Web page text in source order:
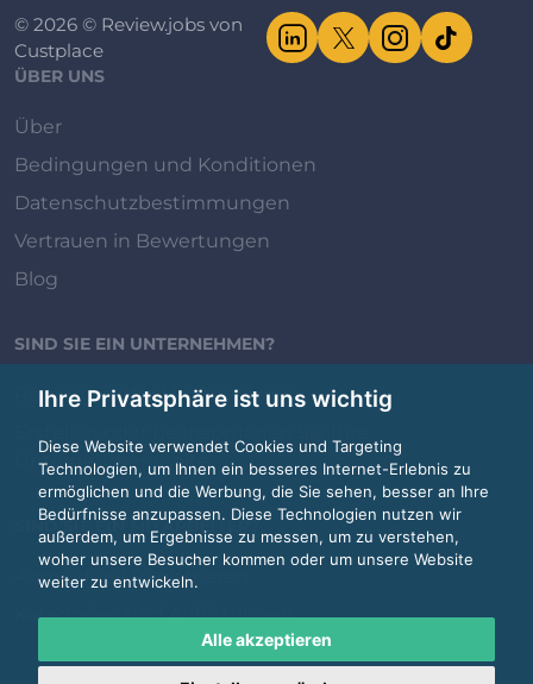
Ihre Privatsphäre ist uns wichtig
Diese Website verwendet Cookies und Targeting
Technologien, um Ihnen ein besseres Internet-Erlebnis zu
ermöglichen und die Werbung, die Sie sehen, besser an Ihre
Bedürfnisse anzupassen. Diese Technologien nutzen wir
außerdem, um Ergebnisse zu messen, um zu verstehen,
woher unsere Besucher kommen oder um unsere Website
weiter zu entwickeln.
Alle akzeptieren
© 2026 © Review.jobs von
Custplace
ÜBER UNS
Über
Bedingungen und Konditionen
Datenschutzbestimmungen
Vertrauen in Bewertungen
Blog
SIND SIE EIN UNTERNEHMEN?
Review.jobs für Unternehmen
Unternehmensseite
SIND SIE EIN MITARBEITER?
Anmelden / Registrieren
Kategorien und Auflistungen